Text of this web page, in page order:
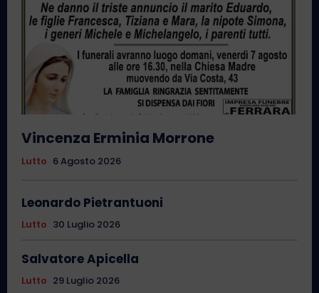
Vincenza Erminia Morrone
Lutto 6 Agosto 2026
Leonardo Pietrantuoni
Lutto 30 Luglio 2026
Salvatore Apicella
Lutto 29 Luglio 2026